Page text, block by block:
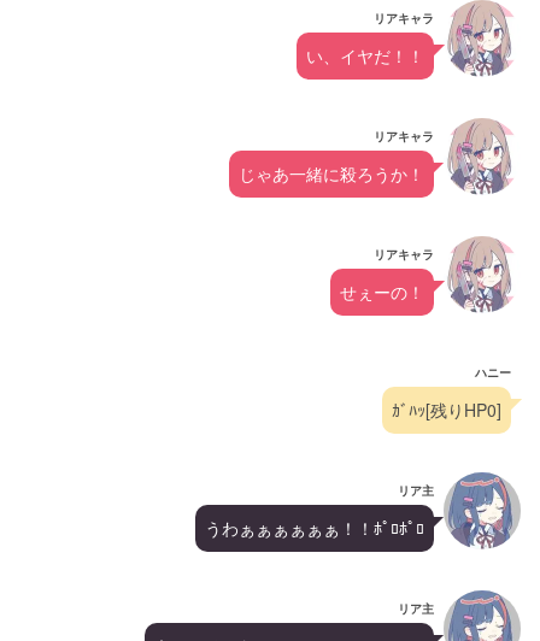
リアキャラ
い、イヤだ！！
リアキャラ
じゃあ一緒に殺ろうか！
リアキャラ
せぇーの！
ハニー
ｶﾞﾊｯ[残りHP0]
リア主
うわぁぁぁぁぁぁ！！ﾎﾟﾛﾎﾟﾛ
リア主